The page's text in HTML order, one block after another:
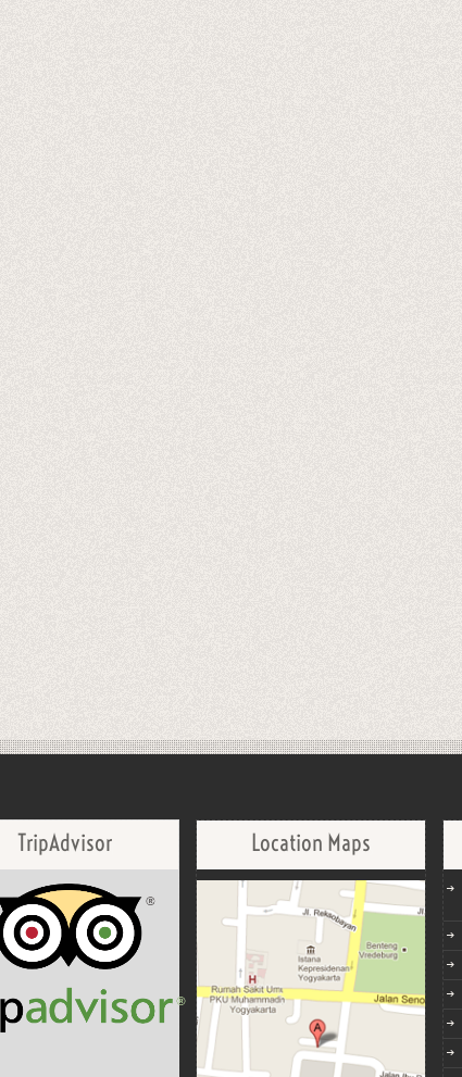
TripAdvisor Location Maps